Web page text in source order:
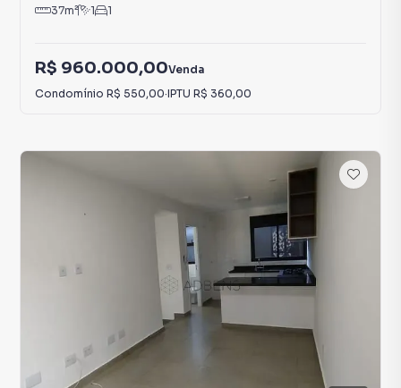
37m² 1 1
R$ 960.000,00Venda
Condomínio R$ 550,00·IPTU R$ 360,00